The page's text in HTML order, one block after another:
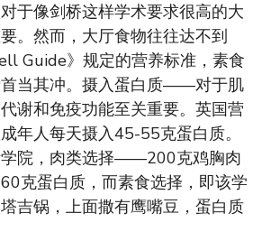
于像剑桥这样学术要求很高的大
。然而，大厅食物往往达不到
Guide》规定的营养标准，素食
当其冲。摄入蛋白质——对于肌
谢和免疫功能至关重要。英国营
年人每天摄入45-55克蛋白质。
院，肉类选择——200克鸡胸肉
克蛋白质，而素食选择，即该学
吉锅，上面撒有鹰嘴豆，蛋白质